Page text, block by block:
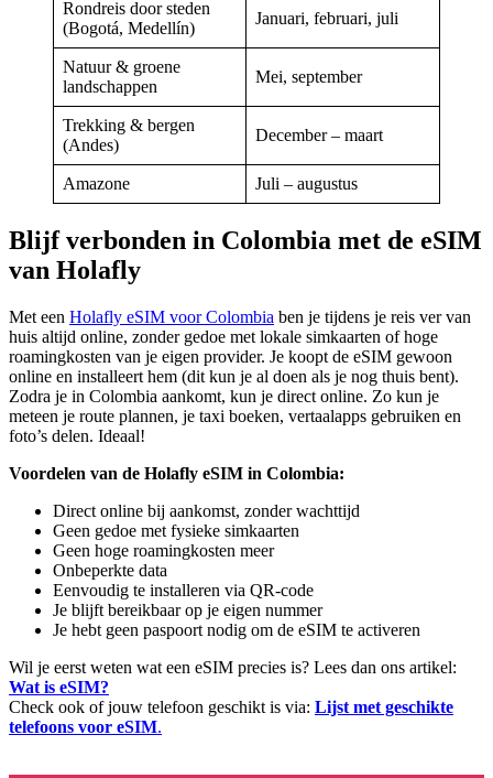
Rondreis door steden
(Bogotá, Medellín)
Januari, februari, juli
Natuur & groene
landschappen
Mei, september
Trekking & bergen
(Andes)
December – maart
Amazone Juli – augustus
Blijf verbonden in Colombia met de eSIM
van Holafly
Met een Holafly eSIM voor Colombia ben je tijdens je reis ver van
huis altijd online, zonder gedoe met lokale simkaarten of hoge
roamingkosten van je eigen provider. Je koopt de eSIM gewoon
online en installeert hem (dit kun je al doen als je nog thuis bent).
Zodra je in Colombia aankomt, kun je direct online. Zo kun je
meteen je route plannen, je taxi boeken, vertaalapps gebruiken en
foto’s delen. Ideaal!
Voordelen van de Holafly eSIM in Colombia:
Direct online bij aankomst, zonder wachttijd
Geen gedoe met fysieke simkaarten
Geen hoge roamingkosten meer
Onbeperkte data
Eenvoudig te installeren via QR-code
Je blijft bereikbaar op je eigen nummer
Je hebt geen paspoort nodig om de eSIM te activeren
Wil je eerst weten wat een eSIM precies is? Lees dan ons artikel:
Wat is eSIM?
Check ook of jouw telefoon geschikt is via: Lijst met geschikte
telefoons voor eSIM.